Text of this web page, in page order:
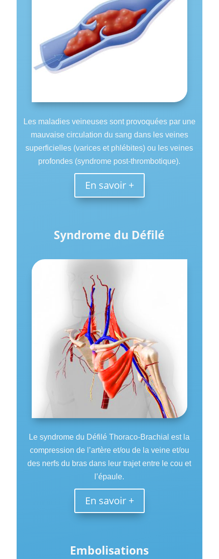
Les maladies veineuses sont provoquées par une
mauvaise circulation du sang dans les veines
superficielles (varices et phlébites) ou les veines
profondes (syndrome post-thrombotique).
En savoir +
Syndrome du Défilé
Le syndrome du Défilé Thoraco-Brachial est la
compression de l’artère et/ou de la veine et/ou
des nerfs du bras dans leur trajet entre le cou et
l’épaule.
En savoir +
Embolisations